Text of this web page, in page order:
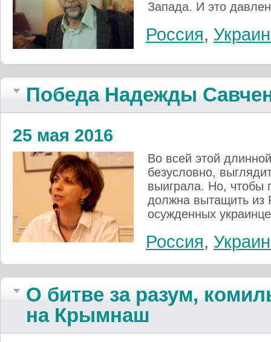
Запада. И это
Россия,
Победа Надежды
25 мая 2016
Во всей этой
безусловно,
выиграла. Но, чтобы
должна вытащить из
осужденных
Россия,
О битве за разум,
на Крымнаш